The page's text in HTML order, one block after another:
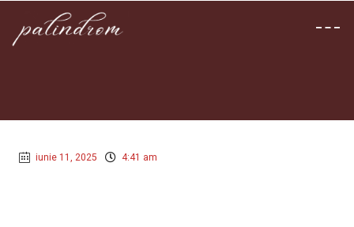
iunie 11, 2025 4:41 am